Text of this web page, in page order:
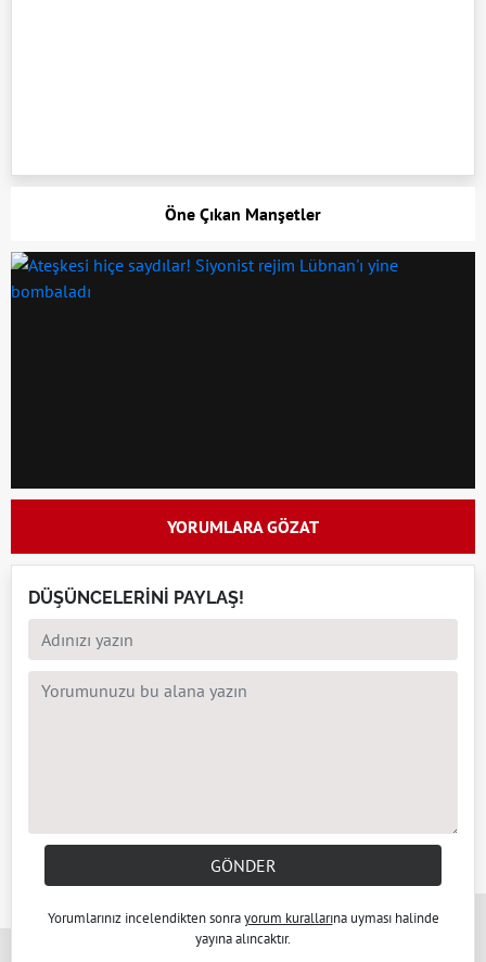
Öne Çıkan Manşetler
YORUMLARA GÖZAT
DÜŞÜNCELERİNİ PAYLAŞ!
GÖNDER
Yorumlarınız incelendikten sonrayorum kurallarına uyması halinde
yayına alıncaktır.